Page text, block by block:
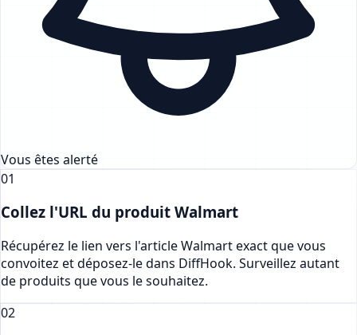
Vous êtes alerté
01
Collez l'URL du produit Walmart
Récupérez le lien vers l'article Walmart exact que vous
convoitez et déposez-le dans DiffHook. Surveillez autant
de produits que vous le souhaitez.
02